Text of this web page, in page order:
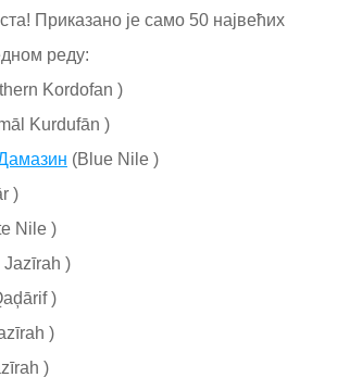
Приказано је само 50 највећих
реду:
Kordofan )
Kurdufān )
(Blue Nile )
)
Nile )
Jazīrah )
)
)
)